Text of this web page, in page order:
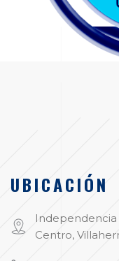
UBICACIÓN
Independencia
Centro,